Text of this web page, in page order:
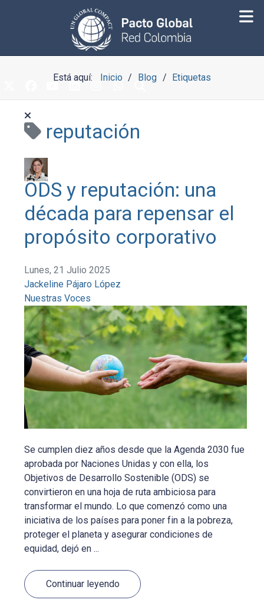
Está aquí: Inicio Blog Etiquetas
reputación
ODS y reputación: una
década para repensar el
propósito corporativo
Lunes, 21 Julio 2025
Jackeline Pájaro López
Nuestras Voces
Se cumplen diez años desde que la Agenda 2030 fue
aprobada por Naciones Unidas y con ella, los
Objetivos de Desarrollo Sostenible (ODS) se
convirtieron en una hoja de ruta ambiciosa para
transformar el mundo. Lo que comenzó como una
iniciativa de los países para poner fin a la pobreza,
proteger el planeta y asegurar condiciones de
equidad, dejó en ...
Continuar leyendo